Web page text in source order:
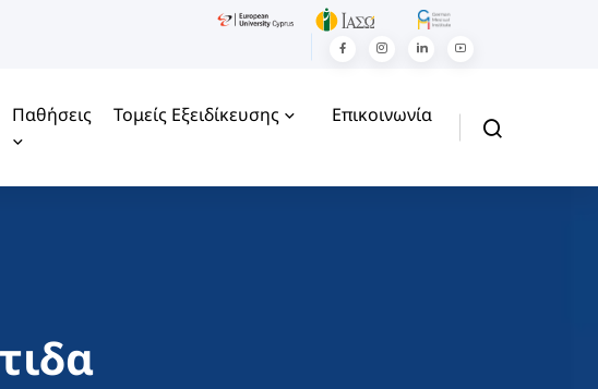
Παθήσεις Τομείς Εξειδίκευσης Επικοινωνία